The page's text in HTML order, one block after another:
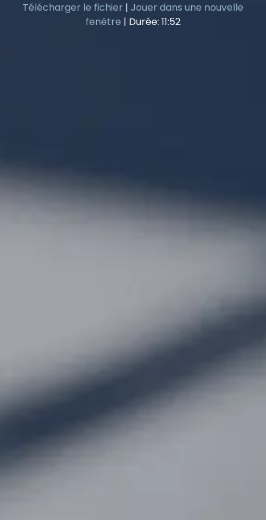
Télécharger le fichier | Jouer dans une nouvelle
fenêtre | Durée: 11:52